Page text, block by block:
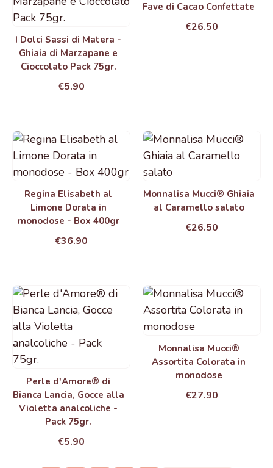
I Dolci Sassi di Matera -
Ghiaia di Marzapane e
Cioccolato Pack 75gr.
€5.90
Fave di Cacao Confettate
€26.50
Regina Elisabeth al
Limone Dorata in
monodose - Box 400gr
€36.90
Monnalisa Mucci® Ghiaia
al Caramello salato
€26.50
Perle d'Amore® di
Bianca Lancia, Gocce alla
Violetta analcoliche -
Pack 75gr.
€5.90
Monnalisa Mucci®
Assortita Colorata in
monodose
€27.90